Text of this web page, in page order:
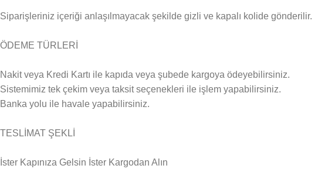
Siparişleriniz içeriği anlaşılmayacak şekilde gizli ve kapalı kolide gönderilir.
ÖDEME TÜRLERİ
Nakit veya Kredi Kartı ile kapıda veya şubede kargoya ödeyebilirsiniz.
Sistemimiz tek çekim veya taksit seçenekleri ile işlem yapabilirsiniz.
Banka yolu ile havale yapabilirsiniz.
TESLİMAT ŞEKLİ
İster Kapınıza Gelsin İster Kargodan Alın